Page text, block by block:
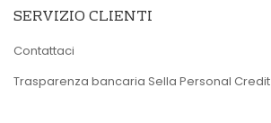
SERVIZIO CLIENTI
Contattaci
Trasparenza bancaria Sella Personal Credit